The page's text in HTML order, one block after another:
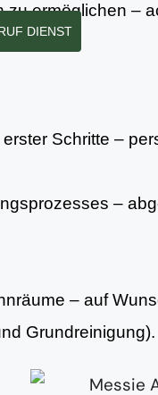
ermöglichen –
DIENST
Schritte –
–
– auf
Grundreinigung).